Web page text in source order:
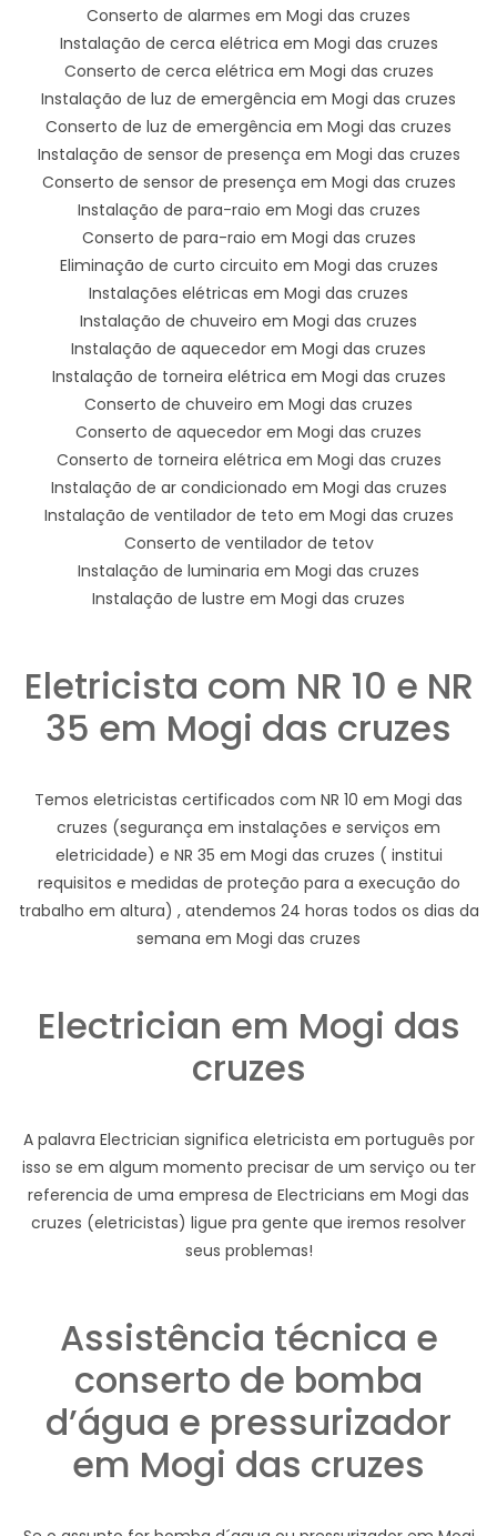
Conserto de alarmes em Mogi das cruzes
Instalação de cerca elétrica em Mogi das cruzes
Conserto de cerca elétrica em Mogi das cruzes
Instalação de luz de emergência em Mogi das cruzes
Conserto de luz de emergência em Mogi das cruzes
Instalação de sensor de presença em Mogi das cruzes
Conserto de sensor de presença em Mogi das cruzes
Instalação de para-raio em Mogi das cruzes
Conserto de para-raio em Mogi das cruzes
Eliminação de curto circuito em Mogi das cruzes
Instalações elétricas em Mogi das cruzes
Instalação de chuveiro em Mogi das cruzes
Instalação de aquecedor em Mogi das cruzes
Instalação de torneira elétrica em Mogi das cruzes
Conserto de chuveiro em Mogi das cruzes
Conserto de aquecedor em Mogi das cruzes
Conserto de torneira elétrica em Mogi das cruzes
Instalação de ar condicionado em Mogi das cruzes
Instalação de ventilador de teto em Mogi das cruzes
Conserto de ventilador de tetov
Instalação de luminaria em Mogi das cruzes
Instalação de lustre em Mogi das cruzes
Eletricista com NR 10 e NR
35 em Mogi das cruzes
Temos eletricistas certificados com NR 10 em Mogi das
cruzes (segurança em instalações e serviços em
eletricidade) e NR 35 em Mogi das cruzes ( institui
requisitos e medidas de proteção para a execução do
trabalho em altura) , atendemos 24 horas todos os dias da
semana em Mogi das cruzes
Electrician em Mogi das
cruzes
A palavra Electrician significa eletricista em português por
isso se em algum momento precisar de um serviço ou ter
referencia de uma empresa de Electricians em Mogi das
cruzes (eletricistas) ligue pra gente que iremos resolver
seus problemas!
Assistência técnica e
conserto de bomba
d’água e pressurizador
em Mogi das cruzes